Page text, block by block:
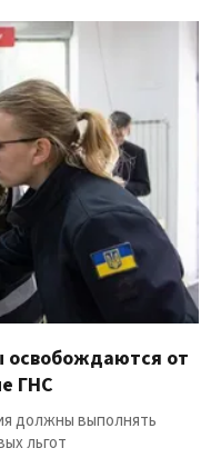
освобождаются от
ГНС
должны выполнять
льгот